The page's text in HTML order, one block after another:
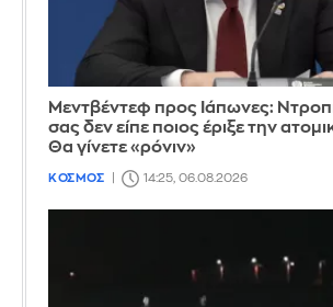
Μεντβέντεφ προς Ιάπωνες:
σας δεν είπε ποιος έριξε την
Θα γίνετε «ρόνιν»
ΚΟΣΜΟΣ 14:25, 06.08.2026